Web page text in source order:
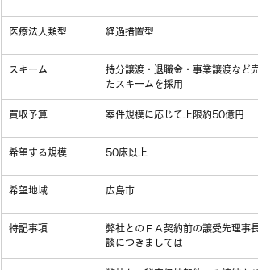
医療法人類型 経過措置型
スキーム
持分譲渡・退職金・事業譲渡など
たスキームを採用
買収予算 案件規模に応じて上限約50億円
希望する規模 50床以上
希望地域 広島市
特記事項
弊社とのＦＡ契約前の譲受先理事
談につきましては